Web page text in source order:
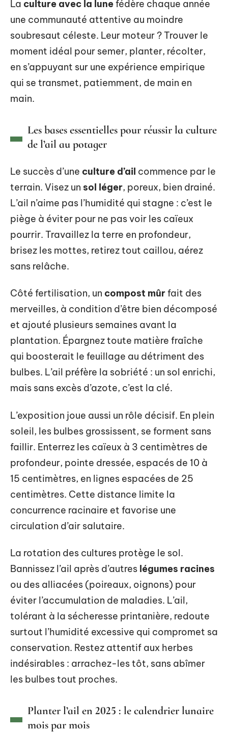
La culture avec la lunefédère chaque année
une communauté attentive au moindre
soubresaut céleste. Leur moteur ? Trouver le
moment idéal pour semer, planter, récolter,
en s’appuyant sur une expérience empirique
qui se transmet, patiemment, de main en
main.
Les bases essentielles pour réussir la culture
de l’ail au potager
Le succès d’une culture d’ail commence par le
terrain. Visez un sol léger, poreux, bien drainé.
L’ail n’aime pas l’humidité qui stagne : c’est le
piège à éviter pour ne pas voir les caïeux
pourrir. Travaillez la terre en profondeur,
brisez les mottes, retirez tout caillou, aérez
sans relâche.
Côté fertilisation, un compost mûrfait des
merveilles, à condition d’être bien décomposé
et ajouté plusieurs semaines avant la
plantation. Épargnez toute matière fraîche
qui boosterait le feuillage au détriment des
bulbes. L’ail préfère la sobriété : un sol enrichi,
mais sans excès d’azote, c’est la clé.
L’exposition joue aussi un rôle décisif. En plein
soleil, les bulbes grossissent, se forment sans
faillir. Enterrez les caïeux à 3 centimètres de
profondeur, pointe dressée, espacés de 10 à
15 centimètres, en lignes espacées de 25
centimètres. Cette distance limite la
concurrence racinaire et favorise une
circulation d’air salutaire.
La rotation des cultures protège le sol.
Bannissez l’ail après d’autres légumes racines
ou des alliacées (poireaux, oignons) pour
éviter l’accumulation de maladies. L’ail,
tolérant à la sécheresse printanière, redoute
surtout l’humidité excessive qui compromet sa
conservation. Restez attentif aux herbes
indésirables : arrachez-les tôt, sans abîmer
les bulbes tout proches.
Planter l’ail en 2025 : le calendrier lunaire
mois par mois